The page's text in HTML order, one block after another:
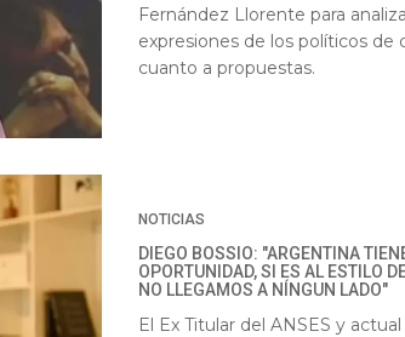
Fernández Llorente para
expresiones de los políticos de
cuanto a propuestas.
NOTICIAS
DIEGO BOSSIO: "ARGENTINA
OPORTUNIDAD, SI ES AL ESTILO
NO LLEGAMOS A NÍNGUN LADO"
El Ex Titular del ANSES y